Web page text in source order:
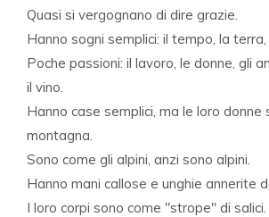
Quasi si vergognano di dire grazie.
Hanno sogni semplici: il tempo, la
Poche passioni: il lavoro, le donne, gli
il vino.
Hanno case semplici, ma le loro donne
montagna.
Sono come gli alpini, anzi sono alpini.
Hanno mani callose e unghie annerite
I loro corpi sono come "strope" di salici.